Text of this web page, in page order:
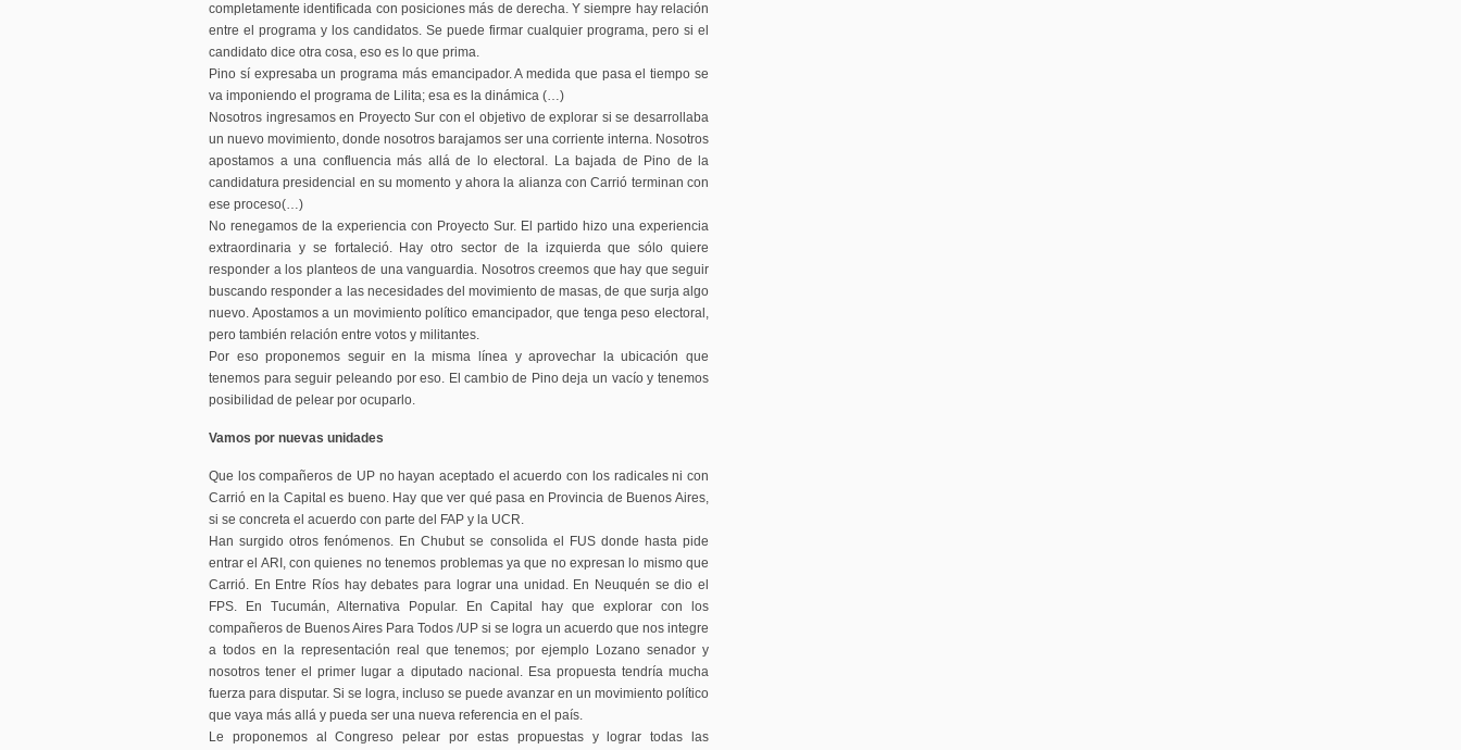
completamente identificada con posiciones más de derecha. Y siempre hay relación
entre el programa y los candidatos. Se puede firmar cualquier programa, pero si el
candidato dice otra cosa, eso es lo que prima.
Pino sí expresaba un programa más emancipador. A medida que pasa el tiempo se
va imponiendo el programa de Lilita; esa es la dinámica (…)
Nosotros ingresamos en Proyecto Sur con el objetivo de explorar si se desarrollaba
un nuevo movimiento, donde nosotros barajamos ser una corriente interna. Nosotros
apostamos a una confluencia más allá de lo electoral. La bajada de Pino de la
candidatura presidencial en su momento y ahora la alianza con Carrió terminan con
ese proceso(…)
No renegamos de la experiencia con Proyecto Sur. El partido hizo una experiencia
extraordinaria y se fortaleció. Hay otro sector de la izquierda que sólo quiere
responder a los planteos de una vanguardia. Nosotros creemos que hay que seguir
buscando responder a las necesidades del movimiento de masas, de que surja algo
nuevo. Apostamos a un movimiento político emancipador, que tenga peso electoral,
pero también relación entre votos y militantes.
Por eso proponemos seguir en la misma línea y aprovechar la ubicación que
tenemos para seguir peleando por eso. El cambio de Pino deja un vacío y tenemos
posibilidad de pelear por ocuparlo.
Vamos por nuevas unidades
Que los compañeros de UP no hayan aceptado el acuerdo con los radicales ni con
Carrió en la Capital es bueno. Hay que ver qué pasa en Provincia de Buenos Aires,
si se concreta el acuerdo con parte del FAP y la UCR.
Han surgido otros fenómenos. En Chubut se consolida el FUS donde hasta pide
entrar el ARI, con quienes no tenemos problemas ya que no expresan lo mismo que
Carrió. En Entre Ríos hay debates para lograr una unidad. En Neuquén se dio el
FPS. En Tucumán, Alternativa Popular. En Capital hay que explorar con los
compañeros de Buenos Aires Para Todos /UP si se logra un acuerdo que nos integre
a todos en la representación real que tenemos; por ejemplo Lozano senador y
nosotros tener el primer lugar a diputado nacional. Esa propuesta tendría mucha
fuerza para disputar. Si se logra, incluso se puede avanzar en un movimiento político
que vaya más allá y pueda ser una nueva referencia en el país.
Le proponemos al Congreso pelear por estas propuestas y lograr todas las